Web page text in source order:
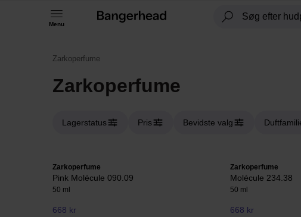
Menu
Zarkoperfume
Zarkoperfume
Lagerstatus Pris Bevidste valg
Zarkoperfume
Pink Molécule 090.09
50 ml
668 kr
Zarkoperfume
Molécule 234.38
50 ml
668 kr